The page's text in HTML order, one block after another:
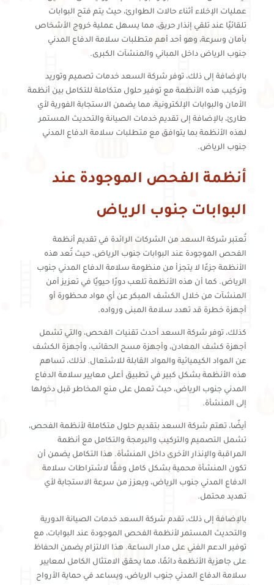
عمليات الإخلاء أثناء حالات الطوارئ، حيث يتم فتح البوابات
تلقائيًا عند تلقي إنذار حريق، مما يسهل عملية خروج الأشخاص
بأمان وسرعة، وهو أحد أهم متطلبات سلامة الدفاع المدني
جنوب الرياض داخل المباني والمنشآت الكبرى.
بالإضافة إلى ذلك، توفر شركة السعد خدمات تصميم وتوريد
وتركيب هذه الأنظمة مع توفير حلول متكاملة للتكامل بين أنظمة
الأمان والبوابات الإلكترونية، مما يضمن الاستجابة الفورية لأي
طارئ، بالإضافة إلى تقديم خدمات الصيانة والتحديث المستمر
لهذه الأنظمة بما يتوافق مع متطلبات سلامة الدفاع المدني
جنوب الرياض.
أنظمة الفحص الموجودة عند
البوابات جنوب الرياض
تُعتبر شركة السعد من الشركات الرائدة في تقديم أنظمة
الفحص الموجودة عند البوابات جنوب الرياض، حيث تُعد هذه
الأنظمة جزءًا لا يتجزأ من منظومة سلامة الدفاع المدني جنوب
الرياض. كما أن هذه الأنظمة تلعب دورًا حيويًا في تعزيز أمن
المنشآت من خلال الكشف المبكر عن أي مواد محظورة أو
أجهزة خطرة قد تهدد سلامة المبنى ورواده.
كذلك، توفر شركة السعد أحدث تقنيات الفحص، والتي تشمل
أجهزة كشف المعادن، وأجهزة مسح الحقائب، وأجهزة الكشف
عن المواد الكيميائية والمواد القابلة للاشتعال. لذلك، تساهم
هذه الأنظمة بشكل كبير في تطبيق أعلى معايير سلامة الدفاع
المدني جنوب الرياض، حيث تعمل على منع المخاطر قبل دخولها
إلى المنشأة.
أيضًا، تهتم شركة السعد بتقديم حلول متكاملة لأنظمة الفحص،
تشمل التصميم والتركيب والبرمجة والتكامل مع أنظمة
المراقبة والإنذار الأخرى داخل المنشأة. هذا التكامل يضمن أن
تكون المنشأة محمية بشكل كامل وفقًا لاشتراطات سلامة
الدفاع المدني جنوب الرياض، ويعزز من سرعة الاستجابة لأي
تهديد محتمل.
بالإضافة إلى ذلك، تقدم شركة السعد خدمات الصيانة الدورية
والتحديث المستمر لأنظمة الفحص الموجودة عند البوابات، مع
توفير الدعم الفني على مدار الساعة. هذا الالتزام يضمن الحفاظ
على جاهزية الأنظمة دائمًا، مما يحقق الامتثال الكامل لمعايير
سلامة الدفاع المدني جنوب الرياض، ويساعد في حماية الأرواح